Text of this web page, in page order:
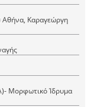
Μορφωτικό Ίδρυμα